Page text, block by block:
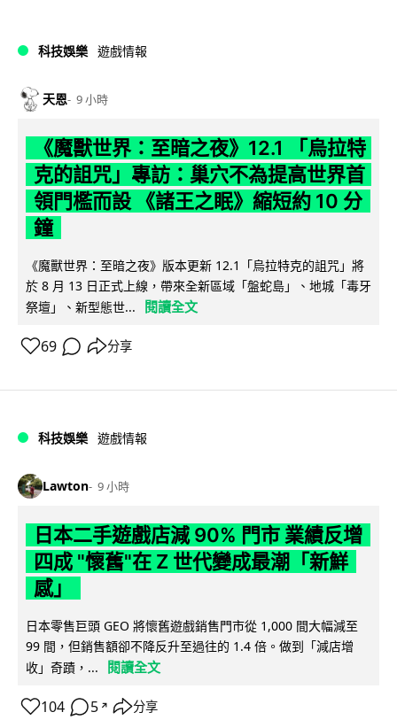
科技娛樂 遊戲情報
天恩 9 小時
《魔獸世界：至暗之夜》12.1 「烏拉特
克的詛咒」專訪：巢穴不為提高世界首
領門檻而設 《諸王之眠》縮短約 10 分
鐘
《魔獸世界：至暗之夜》版本更新 12.1「烏拉特克的詛咒」將
於 8 月 13 日正式上線，帶來全新區域「盤蛇島」、地城「毒牙
祭壇」、新型態世...
閱讀全文
69 分享
科技娛樂 遊戲情報
Lawton 9 小時
日本二手遊戲店減 90% 門市 業績反增
四成 "懷舊"在 Z 世代變成最潮「新鮮
感」
日本零售巨頭 GEO 將懷舊遊戲銷售門市從 1,000 間大幅減至
99 間，但銷售額卻不降反升至過往的 1.4 倍。做到「減店增
收」奇蹟，...
閱讀全文
104 5 ↗ 分享